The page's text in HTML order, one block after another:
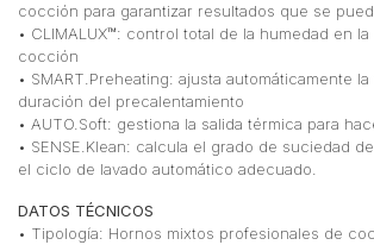
cocción para garantizar resultados que se
• CLIMALUX™: control total de la humedad en la
cocción
• SMART.Preheating: ajusta automáticamente
duración del precalentamiento
• AUTO.Soft: gestiona la salida térmica para
• SENSE.Klean: calcula el grado de suciedad
el ciclo de lavado automático adecuado.
DATOS TÉCNICOS
• Tipología: Hornos mixtos profesionales de